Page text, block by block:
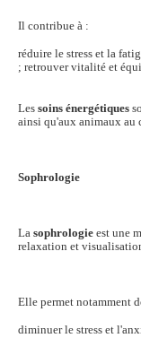
Il contribue à :
réduire le stress et la
; retrouver vitalité et
Les soins énergétiques
ainsi qu'aux animaux au
Sophrologie
La sophrologie est une
relaxation et
Elle permet notamment
diminuer le stress et